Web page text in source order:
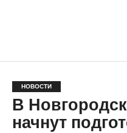
НОВОСТИ
В
начнут